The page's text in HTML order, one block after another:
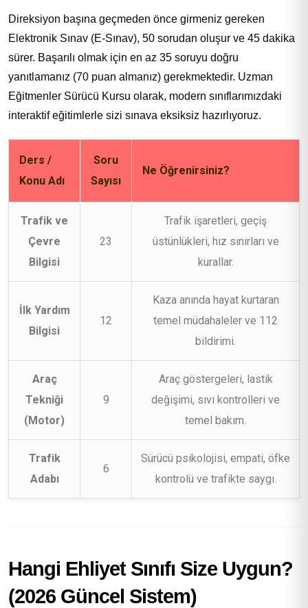
Direksiyon başına geçmeden önce girmeniz gereken
Elektronik Sınav (E-Sınav), 50 sorudan oluşur ve 45 dakika
sürer. Başarılı olmak için en az 35 soruyu doğru
yanıtlamanız (70 puan almanız) gerekmektedir. Uzman
Eğitmenler Sürücü Kursu olarak, modern sınıflarımızdaki
interaktif eğitimlerle sizi sınava eksiksiz hazırlıyoruz.
Ders /
Konu Adı
Soru
Sayısı
Ne Öğrenirsiniz?
Trafik ve
Çevre
Bilgisi
23
Trafik işaretleri, geçiş
üstünlükleri, hız sınırları ve
kurallar.
İlk Yardım
Bilgisi
12
Kaza anında hayat kurtaran
temel müdahaleler ve 112
bildirimi.
Araç
Tekniği
(Motor)
9
Araç göstergeleri, lastik
değişimi, sıvı kontrolleri ve
temel bakım.
Trafik
Adabı
6
Sürücü psikolojisi, empati, öfke
kontrolü ve trafikte saygı.
Hangi Ehliyet Sınıfı Size Uygun?
(2026 Güncel Sistem)